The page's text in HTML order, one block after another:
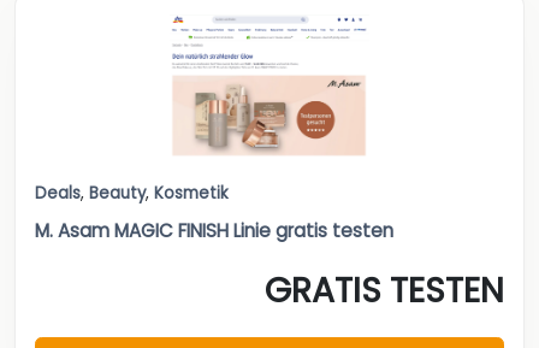
Deals, Beauty, Kosmetik
M. Asam MAGIC FINISH Linie gratis testen
GRATIS TESTEN